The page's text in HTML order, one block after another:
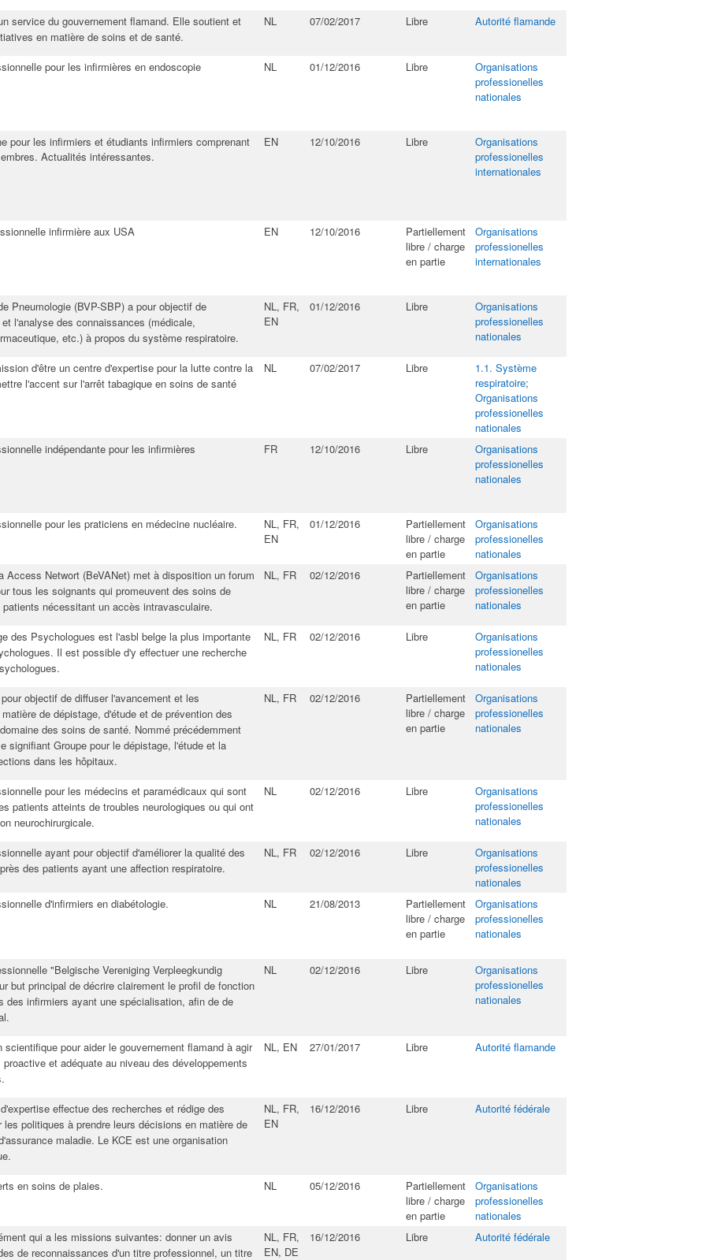
service du gouvernement flamand. Elle soutient et
en matière de soins et de santé​.
NL 07/02/2017 Libre Autorité flamande
pour les infirmières en endoscopie NL 01/12/2016 Libre
Organisations
professionelles
nationales
pour les infirmiers et étudiants infirmiers comprenant
Actualités intéressantes.
EN 12/10/2016 Libre
Organisations
professionelles
internationales
infirmière aux USA EN 12/10/2016
Partiellement
libre / charge
en partie
Organisations
professionelles
internationales
Pneumologie (BVP-SBP) a pour objectif de
l'analyse des connaissances (médicale,
etc.) à propos du système respiratoire.
NL, FR,
EN
01/12/2016 Libre
Organisations
professionelles
nationales
d'être un centre d'expertise pour la lutte contre la
l'accent sur l'arrêt tabagique en soins de santé
NL 07/02/2017 Libre
1.1. Système
respiratoire;
Organisations
professionelles
nationales
indépendante pour les infirmières
FR 12/10/2016 Libre
Organisations
professionelles
nationales
pour les praticiens en médecine nucléaire.
NL, FR,
EN
01/12/2016
Partiellement
libre / charge
en partie
Organisations
professionelles
nationales
Access Networt (BeVANet) met à disposition un forum
tous les soignants qui promeuvent des soins de
nécessitant un accès intravasculaire.
NL, FR 02/12/2016
Partiellement
libre / charge
en partie
Organisations
professionelles
nationales
des Psychologues est l'asbl belge la plus importante
Il est possible d'y effectuer une recherche
NL, FR 02/12/2016 Libre
Organisations
professionelles
nationales
objectif de diffuser l'avancement et les
de dépistage, d'étude et de prévention des
des soins de santé. Nommé précédemment
signifiant Groupe pour le dépistage, l'étude et la
dans les hôpitaux.
NL, FR 02/12/2016
Partiellement
libre / charge
en partie
Organisations
professionelles
nationales
pour les médecins et paramédicaux qui sont
patients atteints de troubles neurologiques ou qui ont
neurochirurgicale.
NL 02/12/2016 Libre
Organisations
professionelles
nationales
ayant pour objectif d'améliorer la qualité des
des patients ayant une affection respiratoire.
NL, FR 02/12/2016 Libre
Organisations
professionelles
nationales
d'infirmiers en diabétologie.
NL 21/08/2013
Partiellement
libre / charge
en partie
Organisations
professionelles
nationales
"Belgische Vereniging Verpleegkundig
but principal de décrire clairement le profil de fonction
des infirmiers ayant une spécialisation, afin de de
NL 02/12/2016 Libre
Organisations
professionelles
nationales
scientifique pour aider le gouvernement flamand à agir
et adéquate au niveau des développements
NL, EN 27/01/2017 Libre Autorité flamande
effectue des recherches et rédige des
les politiques à prendre leurs décisions en matière de
maladie. Le KCE est une organisation
NL, FR,
EN
16/12/2016 Libre Autorité fédérale
en soins de plaies.​ NL 05/12/2016
Partiellement
libre / charge
en partie
Organisations
professionelles
nationales
qui a les missions suivantes: donner un avis
de reconnaissances d'un titre professionnel, un titre
NL, FR,
EN, DE
16/12/2016 Libre Autorité fédérale